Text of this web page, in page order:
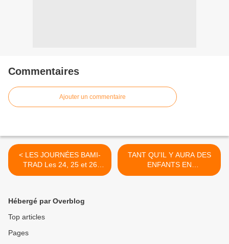
Commentaires
Ajouter un commentaire
< LES JOURNÉES BAMI-
TRAD Les 24, 25 et 26
septembre 2010
TANT QU’IL Y AURA DES
ENFANTS EN
SOUFFRANCE… >
Hébergé par Overblog
Top articles
Pages